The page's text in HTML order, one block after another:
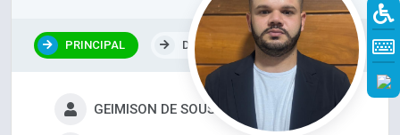
PRINCIPAL DEPARTAMENTOS
GEIMISON DE SOUSA GUIMARÃES